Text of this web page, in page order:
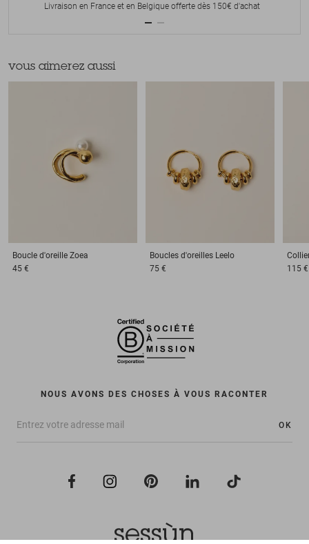
Livraison en France et en Belgique offerte dès 150€ d'achat
vous aimerez aussi
Boucle d'oreille Zoea
45 €
Boucles d'oreilles Leelo
75 €
115 €
NOUS AVONS DES CHOSES À VOUS RACONTER
OK